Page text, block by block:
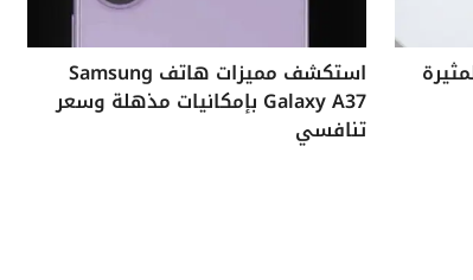
استكشف مميزات هاتف Samsung
Galaxy A37 بإمكانيات مذهلة وسعر
تنافسي